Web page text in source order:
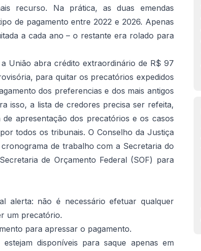
recurso. Na prática, as duas emendas
de pagamento entre 2022 e 2026. Apenas
a cada ano – o restante era rolado para
União abra crédito extraordinário de R$ 97
para quitar os precatórios expedidos
dos preferencias e dos mais antigos
isso, a lista de credores precisa ser refeita,
apresentação dos precatórios e os casos
todos os tribunais. O Conselho da Justiça
de trabalho com a Secretaria do
de Orçamento Federal (SOF) para
alerta: não é necessário efetuar qualquer
um precatório.
para apressar o pagamento.
disponíveis para saque apenas em